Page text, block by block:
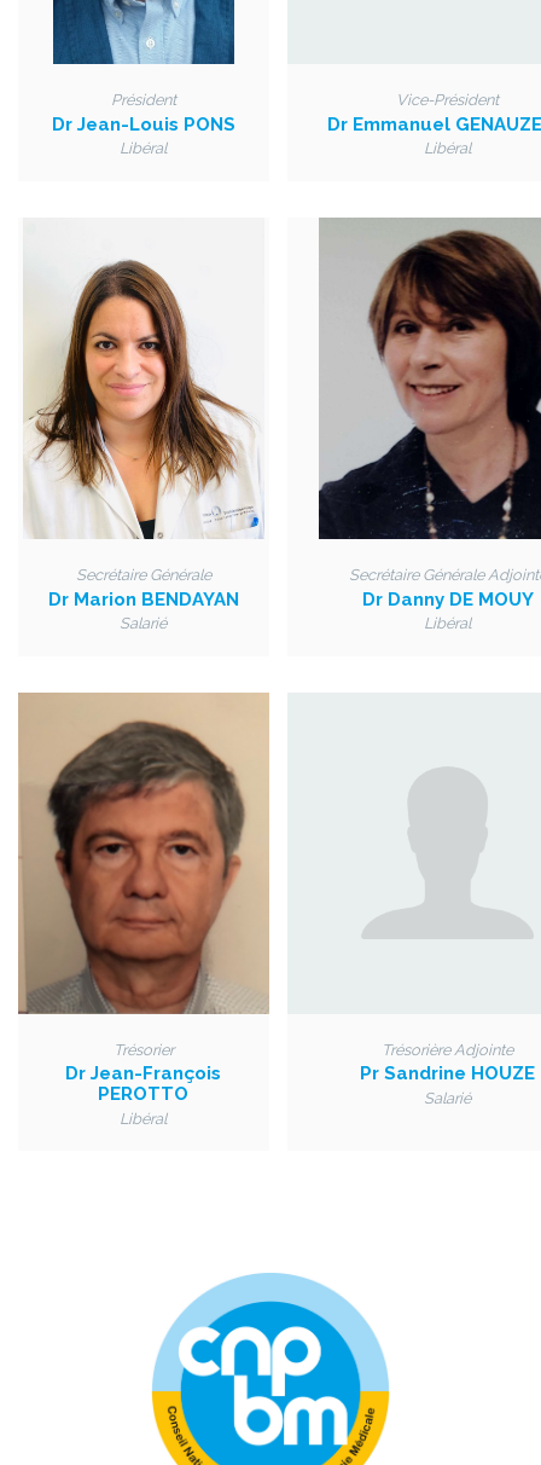
Président
Dr Jean-Louis PONS
Libéral
Vice-Président
Dr Emmanuel
Libéral
Secrétaire Générale
Dr Marion BENDAYAN
Salarié
Secrétaire Générale
Dr Danny DE MOUY
Libéral
Trésorier
Dr Jean-François
PEROTTO
Libéral
Trésorière Adjointe
Pr Sandrine HOUZE
Salarié